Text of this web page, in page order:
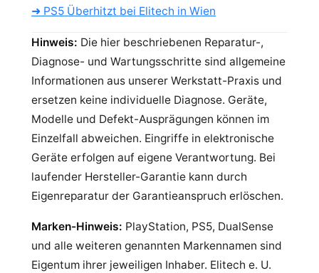
➜ PS5 Überhitzt bei Elitech in Wien
Hinweis: Die hier beschriebenen Reparatur-,
Diagnose- und Wartungsschritte sind allgemeine
Informationen aus unserer Werkstatt-Praxis und
ersetzen keine individuelle Diagnose. Geräte,
Modelle und Defekt-Ausprägungen können im
Einzelfall abweichen. Eingriffe in elektronische
Geräte erfolgen auf eigene Verantwortung. Bei
laufender Hersteller-Garantie kann durch
Eigenreparatur der Garantieanspruch erlöschen.
Marken-Hinweis: PlayStation, PS5, DualSense
und alle weiteren genannten Markennamen sind
Eigentum ihrer jeweiligen Inhaber. Elitech e. U.